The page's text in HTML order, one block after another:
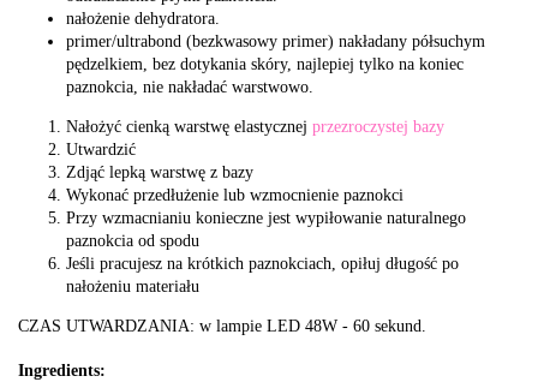
nałożenie dehydratora.
primer/ultrabond (bezkwasowy primer) nakładany półsuchym
pędzelkiem, bez dotykania skóry, najlepiej tylko na koniec
paznokcia, nie nakładać warstwowo.
Nałożyć cienką warstwę elastycznej przezroczystej bazy
Utwardzić
Zdjąć lepką warstwę z bazy
Wykonać przedłużenie lub wzmocnienie paznokci
Przy wzmacnianiu konieczne jest wypiłowanie naturalnego
paznokcia od spodu
Jeśli pracujesz na krótkich paznokciach, opiłuj długość po
nałożeniu materiału
CZAS UTWARDZANIA: w lampie LED 48W - 60 sekund.
Ingredients: